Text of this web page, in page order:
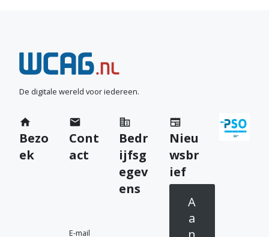
N
e
e
m
c
o
De digitale wereld voor iedereen.
Bezo
ek
Cont
act
E-mail
Bedr
ijfsg
egev
ens
Nieu
wsbr
ief
A
a